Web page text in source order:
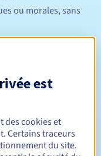
ou morales, sans
Entre 1 et 10 ans
Entre 1 et 10 ans
est
des cookies et
Certains traceurs
du site.